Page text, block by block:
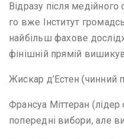
Відразу після
го вже Інститут
найбільш фахове
фінішній прямій
Жискар д’Естен (чинний
Франсуа Міттеран (лідер
попередні вибори, але